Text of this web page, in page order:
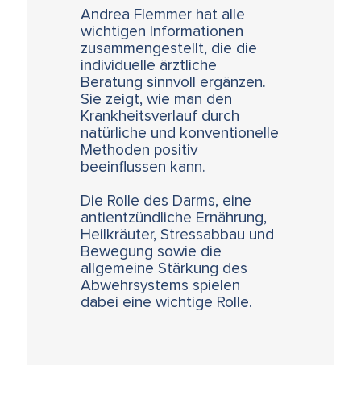
Andrea Flemmer hat alle
wichtigen Informationen
zusammengestellt, die die
individuelle ärztliche
Beratung sinnvoll ergänzen.
Sie zeigt, wie man den
Krankheitsverlauf durch
natürliche und konventionelle
Methoden positiv
beeinflussen kann.
Die Rolle des Darms, eine
antientzündliche Ernährung,
Heilkräuter, Stressabbau und
Bewegung sowie die
allgemeine Stärkung des
Abwehrsystems spielen
dabei eine wichtige Rolle.